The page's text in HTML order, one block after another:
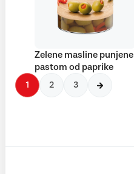
Zelene masline punjene
pastom od paprike
1 2 3